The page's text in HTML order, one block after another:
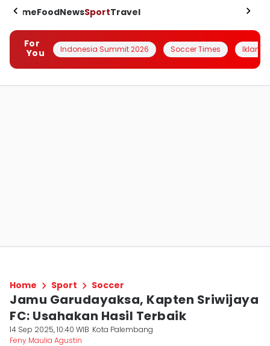
HomeFoodNewsSportTravel
For
You
Indonesia Summit 2026 Soccer Times Iklanin
Home Sport Soccer
Jamu Garudayaksa, Kapten Sriwijaya
FC: Usahakan Hasil Terbaik
14 Sep 2025, 10:40 WIB Kota Palembang
Feny Maulia Agustin